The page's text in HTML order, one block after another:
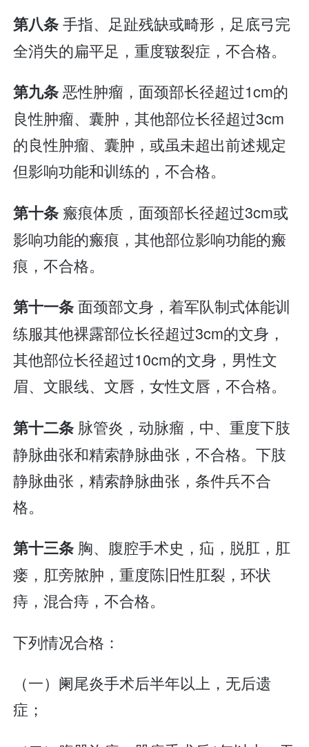
第八条手指、足趾残缺或畸形，足底弓完
全消失的扁平足，重度皲裂症，不合格。
第九条恶性肿瘤，面颈部长径超过1cm的
良性肿瘤、囊肿，其他部位长径超过3cm
的良性肿瘤、囊肿，或虽未超出前述规定
但影响功能和训练的，不合格。
第十条 瘢痕体质，面颈部长径超过3cm或
影响功能的瘢痕，其他部位影响功能的瘢
痕，不合格。
第十一条面颈部文身，着军队制式体能训
练服其他裸露部位长径超过3cm的文身，
其他部位长径超过10cm的文身，男性文
眉、文眼线、文唇，女性文唇，不合格。
第十二条 脉管炎，动脉瘤，中、重度下肢
静脉曲张和精索静脉曲张，不合格。下肢
静脉曲张，精索静脉曲张，条件兵不合
格。
第十三条 胸、腹腔手术史，疝，脱肛，肛
瘘，肛旁脓肿，重度陈旧性肛裂，环状
痔，混合痔，不合格。
下列情况合格：
（一）阑尾炎手术后半年以上，无后遗
症；